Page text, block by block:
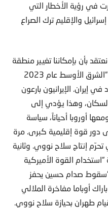
في رؤية الأخطار التي
والإقليم ترك الصراع
بأن بإمكاننا تغيير منطقة
في العالم من دون أن نفهمها جيداً دائماً”. ويقول في خطاب ألقاه في جامعة جورجتاون إن “الشرق الأوسط عام 2023
الإيرانيون بارعون
رؤوس الشباب الذي يشكل 70 في المئة من السكان، وهذا يؤدي إلى
أوروبا أحياناً، سياسة
دور قوة إقليمية كبرى. مرة
إنتاج سلاح نووي. وثانية
لإدارة الرئيس جورج بوش الابن بعد أحداث سبتمبر 2001 سياسة “استخدام القوة الأميركية
“سقوط صدام حسين يحفز
أوباما مفاخرة الملالي
طهران بحيازة سلاح نووي.